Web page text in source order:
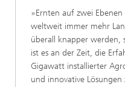
»Ernten auf zwei
weltweit immer mehr
überall knapper werden,
ist es an der Zeit, die
Gigawatt installierter
und innovative